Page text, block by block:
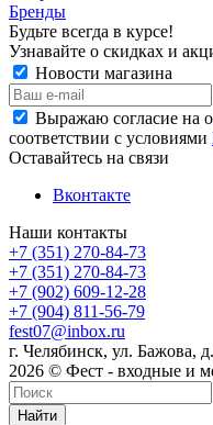
Бренды
Будьте всегда в курсе!
Узнавайте о скидках и
Новости магазина
Выражаю согласие на
соответствии с условиями
Оставайтесь на связи
Вконтакте
Наши контакты
+7 (351) 270-84-73
+7 (351) 270-84-73
+7 (902) 609-12-28
+7 (904) 811-56-79
fest07@inbox.ru
г. Челябинск, ул. Бажова,
2026 © Фест - входные и
Найти